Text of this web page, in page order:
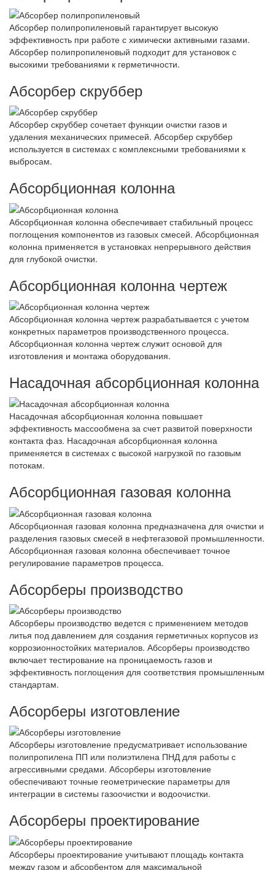
Абсорбер полипропиленовый гарантирует высокую
эффективность при работе с химически активными газами.
Абсорбер полипропиленовый подходит для установок с
высокими требованиями к герметичности.
Абсорбер скруббер
Абсорбер скруббер сочетает функции очистки газов и
удаления механических примесей. Абсорбер скруббер
используется в системах с комплексными требованиями к
выбросам.
Абсорбционная колонна
Абсорбционная колонна обеспечивает стабильный процесс
поглощения компонентов из газовых смесей. Абсорбционная
колонна применяется в установках непрерывного действия
для глубокой очистки.
Абсорбционная колонна чертеж
Абсорбционная колонна чертеж разрабатывается с учетом
конкретных параметров производственного процесса.
Абсорбционная колонна чертеж служит основой для
изготовления и монтажа оборудования.
Насадочная абсорбционная колонна
Насадочная абсорбционная колонна повышает
эффективность массообмена за счет развитой поверхности
контакта фаз. Насадочная абсорбционная колонна
применяется в системах с высокой нагрузкой по газовым
потокам.
Абсорбционная газовая колонна
Абсорбционная газовая колонна предназначена для очистки и
разделения газовых смесей в нефтегазовой промышленности.
Абсорбционная газовая колонна обеспечивает точное
регулирование параметров процесса.
Абсорберы производство
Абсорберы производство ведется с применением методов
литья под давлением для создания герметичных корпусов из
коррозионностойких материалов. Абсорберы производство
включает тестирование на проницаемость газов и
эффективность поглощения для соответствия промышленным
стандартам.
Абсорберы изготовление
Абсорберы изготовление предусматривает использование
полипропилена ПП или полиэтилена ПНД для работы с
агрессивными средами. Абсорберы изготовление
обеспечивают точные геометрические параметры для
интеграции в системы газоочистки и водоочистки.
Абсорберы проектирование
Абсорберы проектирование учитывают площадь контакта
между газом и абсорбентом для максимальной